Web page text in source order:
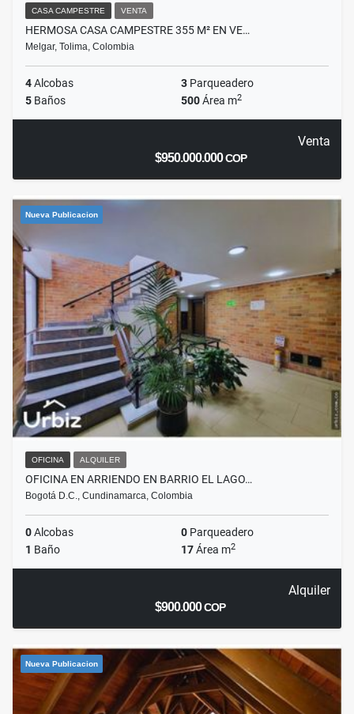
CASA CAMPESTRE VENTA
HERMOSA CASA CAMPESTRE 355 M² EN VE…
Melgar, Tolima, Colombia
4Alcobas 3 Parqueadero
5 Baños 500Área m2
Venta
$950.000.000COP
Nueva Publicacion
OFICINA ALQUILER
OFICINA EN ARRIENDO EN BARRIO EL LAGO…
Bogotá D.C., Cundinamarca, Colombia
0Alcobas 0 Parqueadero
1 Baño 17Área m2
Alquiler
$900.000COP
Nueva Publicacion